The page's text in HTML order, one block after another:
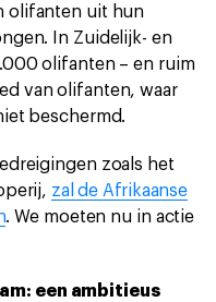
olifanten uit hun
In Zuidelijk- en
olifanten – en ruim
van olifanten, waar
beschermd.
zoals het
zal de Afrikaanse
. We moeten nu in actie
een ambitieus